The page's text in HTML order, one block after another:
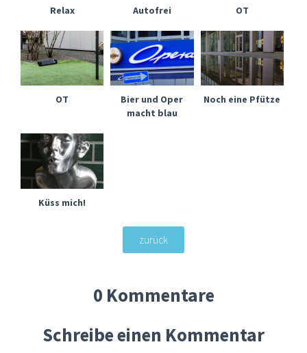
Relax Autofrei OT
OT
Bier und Oper
macht blau
Noch eine Pfütze
Küss mich!
zurück
0 Kommentare
Schreibe einen Kommentar